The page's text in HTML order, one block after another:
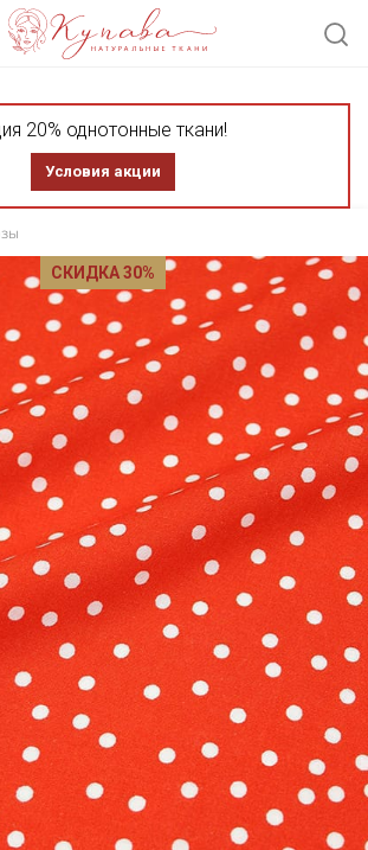
20% однотонные ткани!
Условия акции
СКИДКА 30%